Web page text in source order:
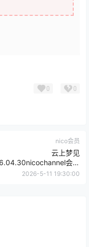
0 0
nico会员
云上梦见
会员
限定(3300日元)
2026-5-11 19:30:00